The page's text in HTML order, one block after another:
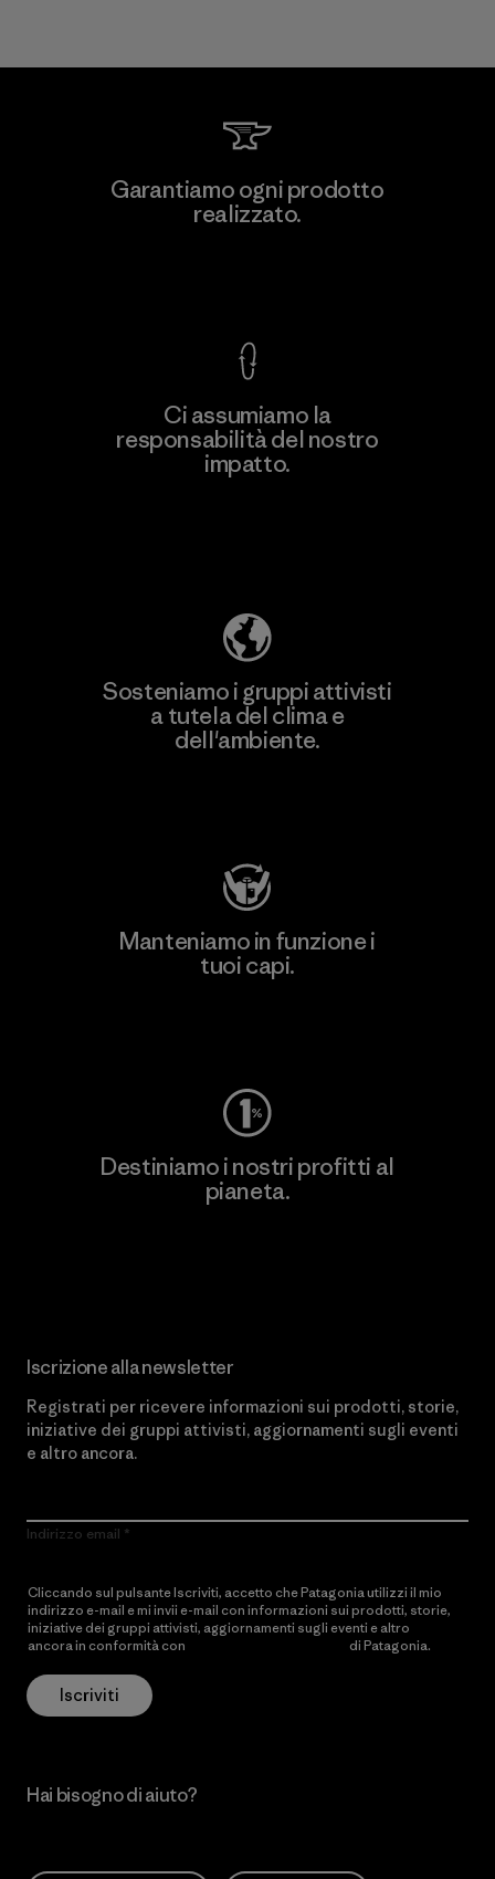
Garantiamo ogni prodotto
realizzato.
Ci assumiamo la
responsabilità del nostro
impatto.
Sosteniamo i gruppi attivisti
a tutela del clima e
dell'ambiente.
Manteniamo in funzione i
tuoi capi.
Destiniamo i nostri profitti al
pianeta.
Iscrizione alla newsletter
Registrati per ricevere informazioni sui prodotti, storie,
iniziative dei gruppi attivisti, aggiornamenti sugli eventi
e altro ancora.
Indirizzo email
Cliccando sul pulsante Iscriviti, accetto che Patagonia utilizzi il mio
indirizzo e-mail e mi invii e-mail con informazioni sui prodotti, storie,
iniziative dei gruppi attivisti, aggiornamenti sugli eventi e altro
ancora in conformità con
di Patagonia.
Iscriviti
Hai bisogno di aiuto?